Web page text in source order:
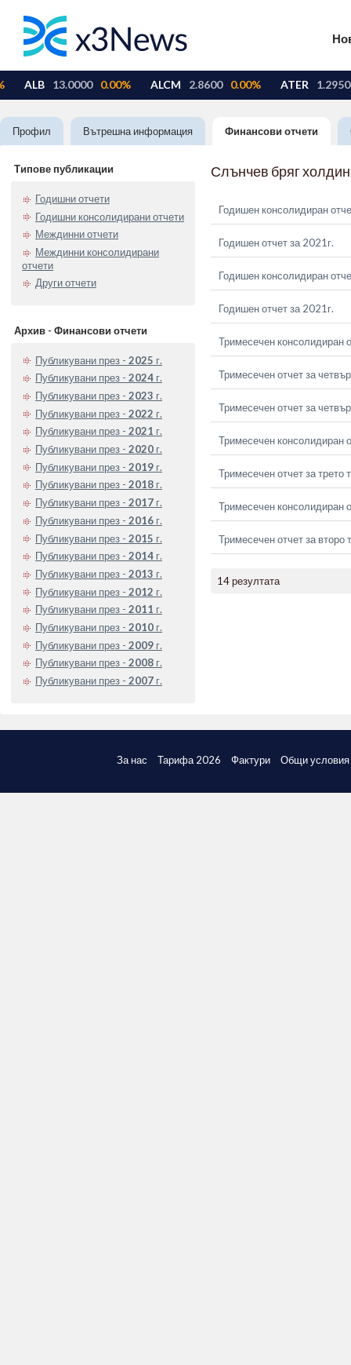
Профил Вътрешна информация Финансови отчети
Типове публикации
Годишни отчети
Годишни консолидирани отчети
Междинни отчети
Междинни консолидирани
отчети
Други отчети
Архив - Финансови отчети
Публикувани през - 2025 г.
Публикувани през - 2024 г.
Публикувани през - 2023 г.
Публикувани през - 2022 г.
Публикувани през - 2021 г.
Публикувани през - 2020 г.
Публикувани през - 2019 г.
Публикувани през - 2018 г.
Публикувани през - 2017 г.
Публикувани през - 2016 г.
Публикувани през - 2015 г.
Публикувани през - 2014 г.
Публикувани през - 2013 г.
Публикувани през - 2012 г.
Публикувани през - 2011 г.
Публикувани през - 2010 г.
Публикувани през - 2009 г.
Публикувани през - 2008 г.
Публикувани през - 2007 г.
Слънчев бряг
Годишен консолидиран
Годишен отчет за 2021г.
Годишен консолидиран
Годишен отчет за 2021г.
Тримесечен консолидиран
Тримесечен отчет за
Тримесечен отчет за
Тримесечен консолидиран
Тримесечен отчет за трето
Тримесечен консолидиран
Тримесечен отчет за второ
14 резултата
За нас Тарифа 2026 Фактури Общи условия